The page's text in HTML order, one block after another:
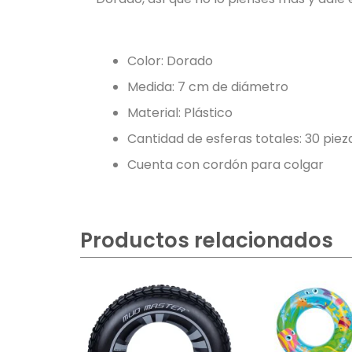
Color: Dorado
Medida: 7 cm de diámetro
Material: Plástico
Cantidad de esferas totales: 30
Cuenta con cordón para colgar
Productos relacionados